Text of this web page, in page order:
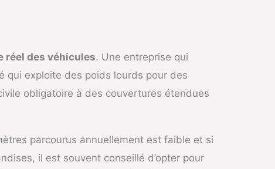
réel des véhicules. Une entreprise qui
qui exploite des poids lourds pour des
obligatoire à des couvertures étendues
parcourus annuellement est faible et si
il est souvent conseillé d’opter pour